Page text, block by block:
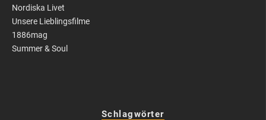
Nordiska Livet
Unsere Lieblingsfilme
1886mag
Summer & Soul
Schlagwörter